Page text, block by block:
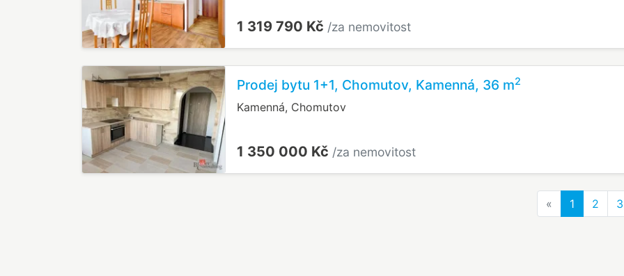
1 319 790 Kč /za nemovitost
Prodej bytu 1+1, Chomutov, Kamenná, 36 m2
Kamenná, Chomutov
1 350 000 Kč /za nemovitost
« Previous
1 2 3